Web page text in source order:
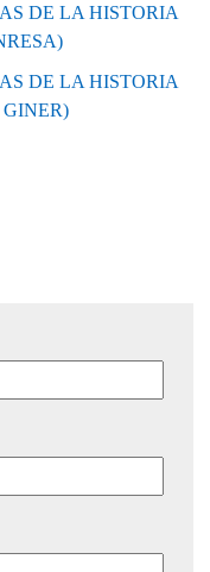
DE LA HISTORIA
DE LA HISTORIA
GINER)